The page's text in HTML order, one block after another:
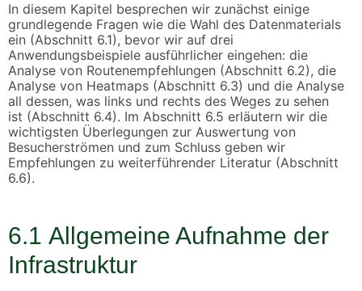
In diesem Kapitel besprechen wir zunächst einige
grundlegende Fragen wie die Wahl des Datenmaterials
ein (Abschnitt 6.1), bevor wir auf drei
Anwendungsbeispiele ausführlicher eingehen: die
Analyse von Routenempfehlungen (Abschnitt 6.2), die
Analyse von Heatmaps (Abschnitt 6.3) und die Analyse
all dessen, was links und rechts des Weges zu sehen
ist (Abschnitt 6.4). Im Abschnitt 6.5 erläutern wir die
wichtigsten Überlegungen zur Auswertung von
Besucherströmen und zum Schluss geben wir
Empfehlungen zu weiterführender Literatur (Abschnitt
6.6).
6.1 Allgemeine Aufnahme der
Infrastruktur